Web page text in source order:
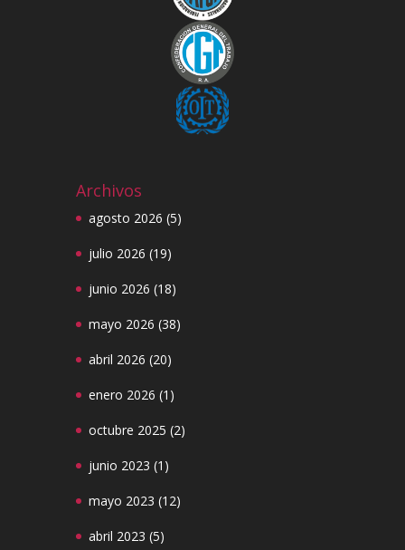
Archivos
agosto 2026 (5)
julio 2026 (19)
junio 2026 (18)
mayo 2026 (38)
abril 2026 (20)
enero 2026 (1)
octubre 2025 (2)
junio 2023 (1)
mayo 2023 (12)
abril 2023 (5)